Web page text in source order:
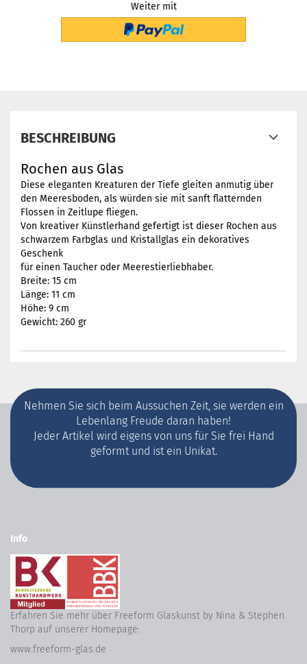
Weiter mit
BESCHREIBUNG
Rochen aus Glas
Diese eleganten Kreaturen der Tiefe gleiten anmutig über
den Meeresboden, als würden sie mit sanft flatternden
Flossen in Zeitlupe fliegen.
Von kreativer Künstlerhand gefertigt ist dieser Rochen aus
schwarzem Farbglas und Kristallglas ein dekoratives
Geschenk
für einen Taucher oder Meerestierliebhaber.
Breite: 15 cm
Länge: 11 cm
Höhe: 9 cm
Gewicht: 260 gr
Nehmen Sie sich beim Aussuchen Zeit, sie werden ein
Lebenlang Freude daran haben!
Jeder Artikel wird eigens von uns für Sie frei Hand
geformt und ist ein Unikat.
Info
Erfahren Sie mehr über Freeform Glaskunst by Nina & Stephen
Thorp auf unserer Homepage:
www.freeform-glas.de